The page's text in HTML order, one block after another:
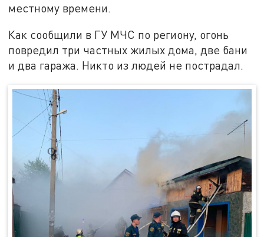
местному времени.
Как сообщили в ГУ МЧС по региону, огонь
повредил три частных жилых дома, две бани
и два гаража. Никто из людей не пострадал.